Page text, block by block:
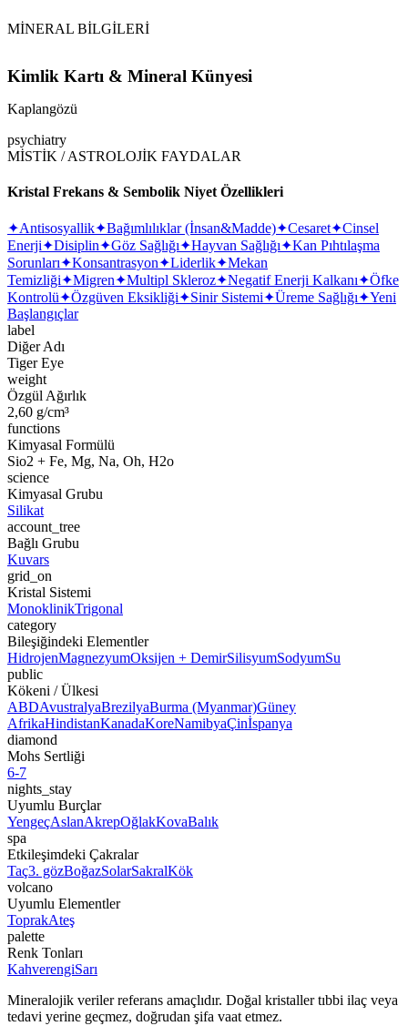
MİNERAL BİLGİLERİ
Kimlik Kartı & Mineral Künyesi
Kaplangözü
psychiatry
MİSTİK / ASTROLOJİK FAYDALAR
Kristal Frekans & Sembolik Niyet Özellikleri
✦Antisosyallik✦Bağımlılıklar (İnsan&Madde)✦Cesaret✦Cinsel
Enerji✦Disiplin✦Göz Sağlığı✦Hayvan Sağlığı✦Kan Pıhtılaşma
Sorunları✦Konsantrasyon✦Liderlik✦Mekan
Temizliği✦Migren✦Multipl Skleroz✦Negatif Enerji Kalkanı✦Öfke
Kontrolü✦Özgüven Eksikliği✦Sinir Sistemi✦Üreme Sağlığı✦Yeni
Başlangıçlar
label
Diğer Adı
Tiger Eye
weight
Özgül Ağırlık
2,60 g/cm³
functions
Kimyasal Formülü
Sio2 + Fe, Mg, Na, Oh, H2o
science
Kimyasal Grubu
Silikat
account_tree
Bağlı Grubu
Kuvars
grid_on
Kristal Sistemi
MonoklinikTrigonal
category
Bileşiğindeki Elementler
HidrojenMagnezyumOksijen + DemirSilisyumSodyumSu
public
Kökeni / Ülkesi
ABDAvustralyaBrezilyaBurma (Myanmar)Güney
AfrikaHindistanKanadaKoreNamibyaÇinİspanya
diamond
Mohs Sertliği
6-7
nights_stay
Uyumlu Burçlar
YengeçAslanAkrepOğlakKovaBalık
spa
Etkileşimdeki Çakralar
Taç3. gözBoğazSolarSakralKök
volcano
Uyumlu Elementler
ToprakAteş
palette
Renk Tonları
KahverengiSarı
Mineralojik veriler referans amaçlıdır. Doğal kristaller tıbbi ilaç veya
tedavi yerine geçmez, doğrudan şifa vaat etmez.